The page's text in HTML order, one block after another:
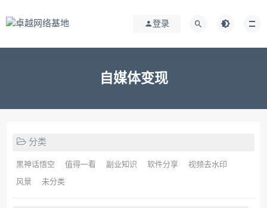
登录
自媒体变现
分类
黑神话悟空 值得一看 副业知识 软件分享 视频去水印
风景 未分类